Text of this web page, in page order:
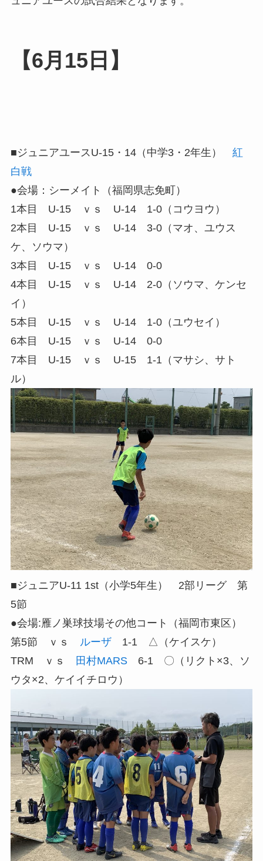
【6月15日】
■ジュニアユースU-15・14（中学3・2年生） 紅
白戦
●会場：シーメイト（福岡県志免町）
1本目 U-15 ｖｓ U-14 1-0（コウヨウ）
2本目 U-15 ｖｓ U-14 3-0（マオ、ユウス
ケ、ソウマ）
3本目 U-15 ｖｓ U-14 0-0
4本目 U-15 ｖｓ U-14 2-0（ソウマ、ケンセ
イ）
5本目 U-15 ｖｓ U-14 1-0（ユウセイ）
6本目 U-15 ｖｓ U-14 0-0
7本目 U-15 ｖｓ U-15 1-1（マサシ、サト
ル）
■ジュニアU-11 1st（小学5年生） 2部リーグ 第
5節
●会場:雁ノ巣球技場その他コート（福岡市東区）
第5節 ｖｓ
ルーザ1-1 △（ケイスケ）
TRM ｖｓ
田村MARS6-1 〇（リクト×3、ソ
ウタ×2、ケイイチロウ）